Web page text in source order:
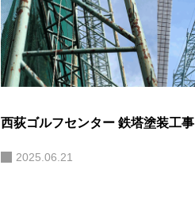
西荻ゴルフセンター 鉄塔塗装工事
2025.06.21